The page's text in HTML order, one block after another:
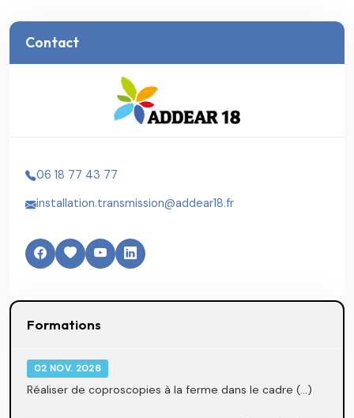
Contact
06 18 77 43 77
installation.transmission@addear18.fr
Formations
02 NOV. 2026
Réaliser de coproscopies à la ferme dans le cadre (...)